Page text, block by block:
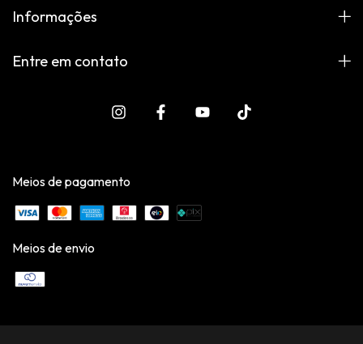
Informações
Entre em contato
Meios de pagamento
Meios de envio